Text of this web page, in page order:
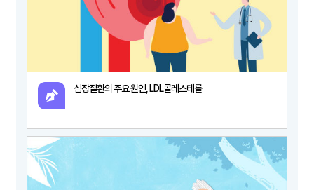
심장질환의 주요 원인, LDL콜레스테롤